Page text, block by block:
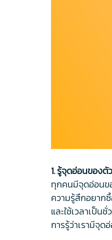
1. รู้จุดอ่อนของตั
ทุกคนมีจุดอ่อนข
ความรู้สึกอยาก
และใช้เวลาเป็น
การรู้ว่าเรามีจุด